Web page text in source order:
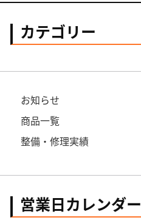
カテゴリー
お知らせ
商品一覧
整備・修理実績
営業日カレンダー